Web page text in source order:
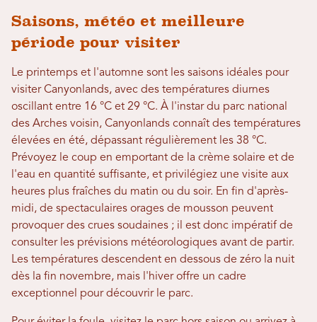
Saisons, météo et meilleure
période pour visiter
Le printemps et l'automne sont les saisons idéales pour
visiter Canyonlands, avec des températures diurnes
oscillant entre 16 °C et 29 °C. À l'instar du parc national
des Arches voisin, Canyonlands connaît des températures
élevées en été, dépassant régulièrement les 38 °C.
Prévoyez le coup en emportant de la crème solaire et de
l'eau en quantité suffisante, et privilégiez une visite aux
heures plus fraîches du matin ou du soir. En fin d'après-
midi, de spectaculaires orages de mousson peuvent
provoquer des crues soudaines ; il est donc impératif de
consulter les prévisions météorologiques avant de partir.
Les températures descendent en dessous de zéro la nuit
dès la fin novembre, mais l'hiver offre un cadre
exceptionnel pour découvrir le parc.